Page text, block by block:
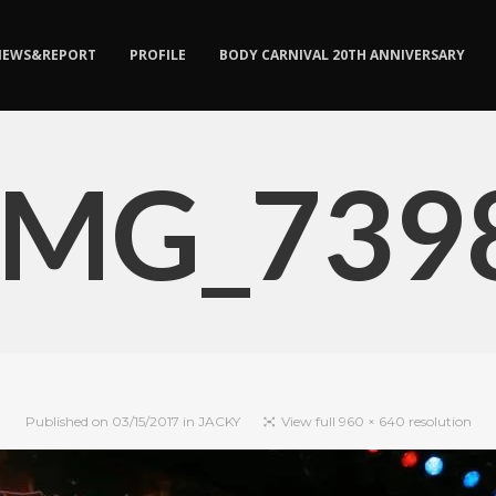
PROFILE BODY CARNIVAL 20TH ANNIVERSARY
Published on 03/15/2017 in JACKY View full 960 × 640 resolution